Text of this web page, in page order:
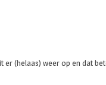
(helaas) weer op en dat